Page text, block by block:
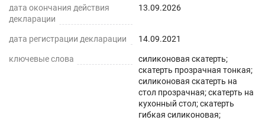
термостойкости (максимум до 70°С).
Легко мыть и протирать
Защита поверхности стола от отпечатков
пальцев, пыли, грязи и пятен жира.
дата окончания действия
декларации
13.09.2026
дата регистрации декларации 14.09.2021
ключевые слова
силиконовая скатерть;
скатерть прозрачная тонкая;
силиконовая скатерть на
стол прозрачная; скатерть на
кухонный стол; скатерть
гибкая силиконовая;